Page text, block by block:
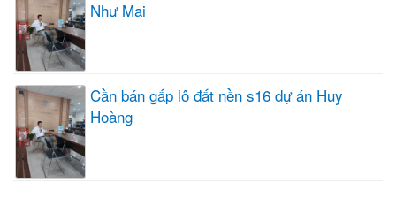
Như Mai
Cần bán gấp lô đất nền s16 dự án Huy
Hoàng